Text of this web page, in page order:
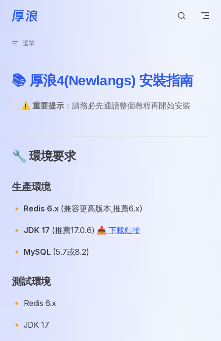
跳轉到內容
選單
📚 厚浪4(Newlangs) 安裝指南
⚠️ 重要提示 ：請務必先通讀整個教程再開始安裝
🔧 環境要求
生產環境
🔸 Redis 6.x (兼容更高版本,推薦6.x)
🔸 JDK 17 (推薦17.0.6) 📥 下載鏈接
🔸 MySQL (5.7或8.2)
測試環境
🔸 Redis 6.x
🔸 JDK 17